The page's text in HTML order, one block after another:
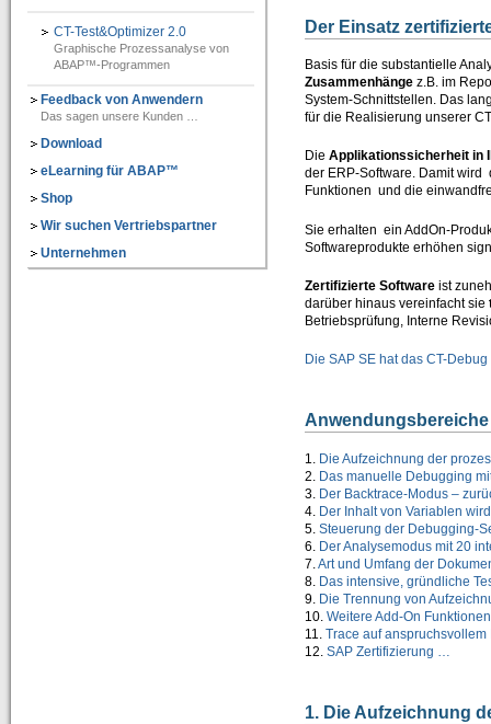
CT-Debug&Trace_Modul 4.0
=> Automatic ABAP-Debugging mit Trace-Aufzeichnung
CT-Codeview&Analyzer 3.0
=> Visualisierung von ABAP-Programmcode
CT-Test&Optimizer 2.0
=> Grafisches Add-On zur SAP® ABAP Laufzeitanalyse
=> High-Quality-CBT für die ABAP-Programmierung
Kurs 3: “Weitere Befehle für effiziente Programmierung”
Kurs 4: “Feldsymbole, SELECT-Klauseln und Listbefehle usw.”
Kurs 5: “Zusätzliche Adressbefehle, Bitoperationen, Datasets und externe
=> ABAP E-Learning besonders praxisorientiert vermittelt
Der Einsatz
Basis für die substantielle
Zusammenhängez.B. im
System-Schnittstellen. Das
für die Realisierung unserer
Die Applikationssicherheit in
der ERP-Software. Damit wird
Funktionen und die
Sie erhalten ein AddOn-
Softwareprodukte erhöhen
Zertifizierte Softwareist
darüber hinaus vereinfacht sie
Betriebsprüfung, Interne
Die SAP SE hat das CT-
1. Die Aufzeichnung der
2. Das manuelle Debugging
3. Der Backtrace-Modus –
4. Der Inhalt von Variablen
5. Steuerung der Debugging-
6. Der Analysemodus mit 20
7.Art und Umfang der
8. Das intensive, gründliche
9. Die Trennung von
10. Weitere Add-On
11. Trace auf
12. SAP Zertifizierung …
1. Die Aufzeichnung
CT-Test&Optimizer 2.0
Graphische Prozessanalyse von
ABAP™-Programmen
Feedback von Anwendern
Das sagen unsere Kunden …
Download
eLearning für ABAP™
Shop
Wir suchen Vertriebspartner
Unternehmen